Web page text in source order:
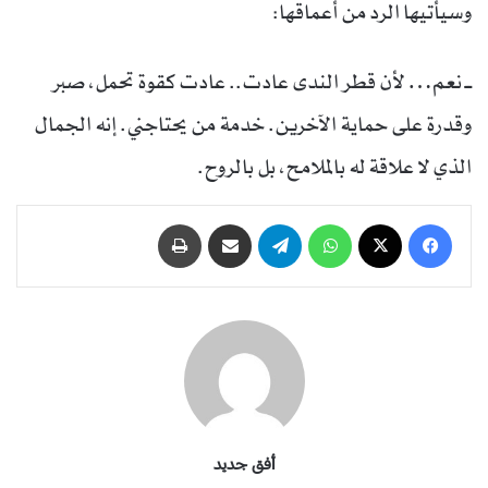
وسيأتيها الرد من أعماقها:
ــ نعم… لأن قطر الندى عادت.. عادت كقوة تحمل، صبر
وقدرة على حماية الآخرين. خدمة من يحتاجني. إنه الجمال
الذي لا علاقة له بالملامح، بل بالروح.
أفق جديد